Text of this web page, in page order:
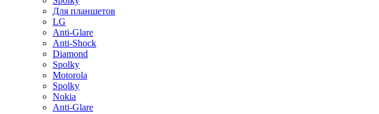
Для планшетов
LG
Anti-Glare
Anti-Shock
Diamond
Spolky
Motorola
Spolky
Nokia
Anti-Glare